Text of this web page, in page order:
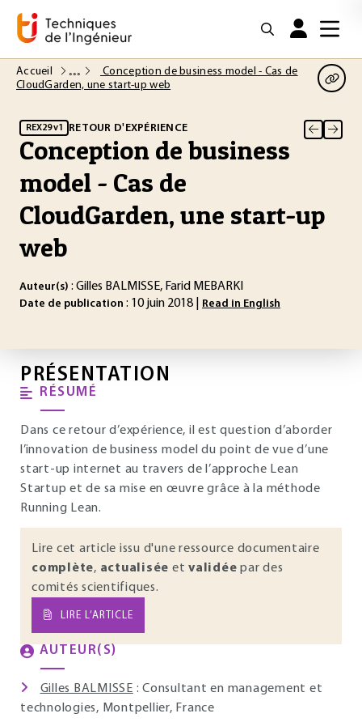
Accueil
Conception de business model - Cas de
CloudGarden, une start-up web
REX29 v1 RETOUR D'EXPÉRIENCE
Conception de business
model - Cas de
CloudGarden, une start-up
web
Auteur(s) : Gilles BALMISSE, Farid MEBARKI
Date de publication : 10 juin 2018 | Read in English
PRÉSENTATION
RÉSUMÉ
Dans ce retour d’expérience, il est question d’aborder
l’innovation de business model du point de vue d’une
start-up internet au travers de l’approche Lean
Startup et de sa mise en œuvre grâce à la méthode
Running Lean.
Lire cet article issu d'une ressource documentaire
complète, actualisée et validée par des
comités scientifiques.
LIRE L’ARTICLE
AUTEUR(S)
Gilles BALMISSE : Consultant en management et
technologies, Montpellier, France